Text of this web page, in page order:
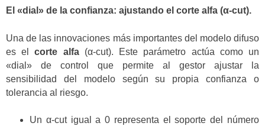
El «dial» de la confianza: ajustando el corte alfa (α-cut).
Una de las innovaciones más importantes del modelo difuso
es elcorte alfa(α-cut). Este parámetro actúa como un
«dial» de control que permite al gestor ajustar la
sensibilidad del modelo según su propia confianza o
tolerancia al riesgo.
Un α-cut igual a 0 representa el soporte del número